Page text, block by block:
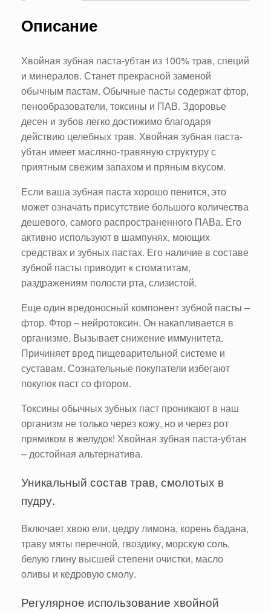
Описание
Хвойная зубная паста-убтан из 100% трав, специй
и минералов. Станет прекрасной заменой
обычным пастам. Обычные пасты содержат фтор,
пенообразователи, токсины и ПАВ. Здоровье
десен и зубов легко достижимо благодаря
действию целебных трав. Хвойная зубная паста-
убтан имеет масляно-травяную структуру с
приятным свежим запахом и пряным вкусом.
Если ваша зубная паста хорошо пенится, это
может означать присутствие большого количества
дешевого, самого распространенного ПАВа. Его
активно используют в шампунях, моющих
средствах и зубных пастах. Его наличие в составе
зубной пасты приводит к стоматитам,
раздражениям полости рта, слизистой.
Еще один вредоносный компонент зубной пасты –
фтор. Фтор – нейротоксин. Он накапливается в
организме. Вызывает снижение иммунитета.
Причиняет вред пищеварительной системе и
суставам. Сознательные покупатели избегают
покупок паст со фтором.
Токсины обычных зубных паст проникают в наш
организм не только через кожу, но и через рот
прямиком в желудок! Хвойная зубная паста-убтан
– достойная альтернатива.
Уникальный состав трав, смолотых в
пудру.
Включает хвою ели, цедру лимона, корень бадана,
траву мяты перечной, гвоздику, морскую соль,
белую глину высшей степени очистки, масло
оливы и кедровую смолу.
Регулярное использование хвойной